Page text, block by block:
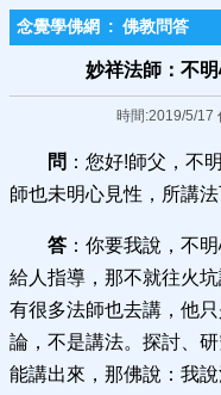
念覺學佛網 : 佛教問答
妙祥法師：不
時間:2019/5/17
問 ：您好!師父，不
師也未明心見性，所講
答 ：你要我說，不
給人指導，那不就往火
有很多法師也去講，他
論，不是講法。探討、
能講出來，那佛說：我